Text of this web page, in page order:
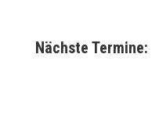
Nächste Termine: